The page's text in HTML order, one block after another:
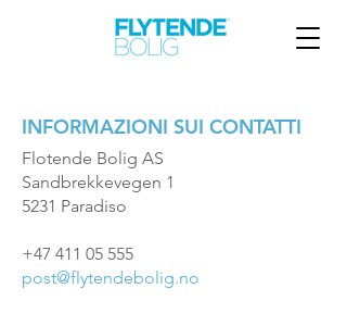
INFORMAZIONI SUI CONTATTI
Flotende Bolig AS
Sandbrekkevegen 1
5231 Paradiso
+47 411 05 555
post@flytendebolig.no